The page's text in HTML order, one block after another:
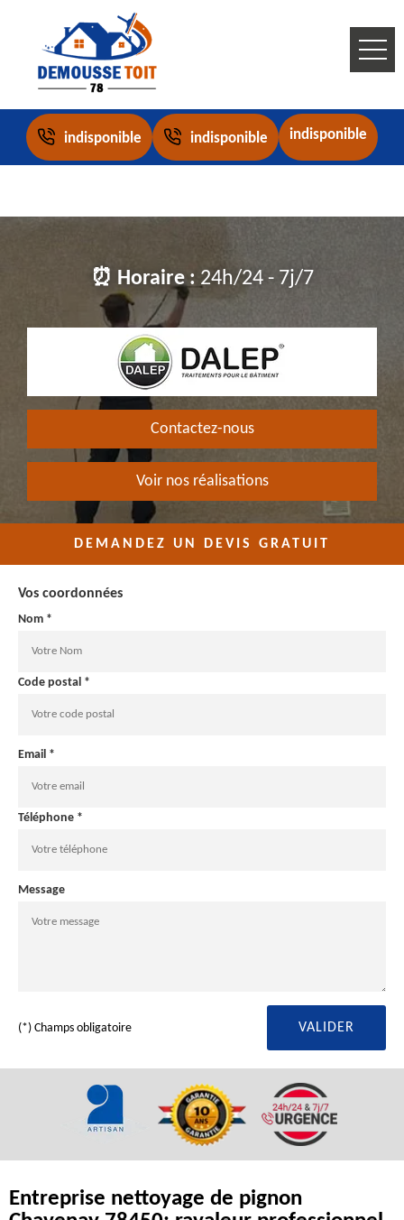
indisponible indisponible indisponible
⏰ Horaire : 24h/24 - 7j/7
Contactez-nous
Voir nos réalisations
DEMANDEZ UN DEVIS GRATUIT
Vos coordonnées
Nom *
Code postal *
Email *
Téléphone *
Message
(*) Champs obligatoire
Entreprise nettoyage de pignon